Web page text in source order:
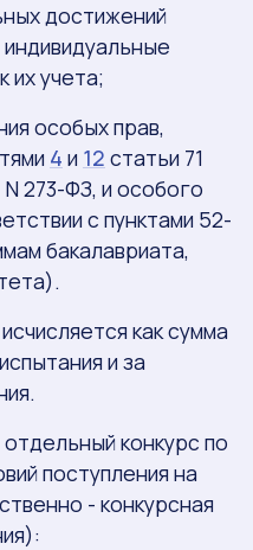
достижений
их учета;
особых прав,
4 и 12 статьи 71
273-ФЗ, и особого
с пунктами 52-
бакалавриата,
как сумма
и за
конкурс по
поступления на
- конкурсная